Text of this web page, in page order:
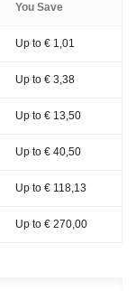
You Save
Up to € 1,01
Up to € 3,38
Up to € 13,50
Up to € 40,50
Up to € 118,13
Up to € 270,00